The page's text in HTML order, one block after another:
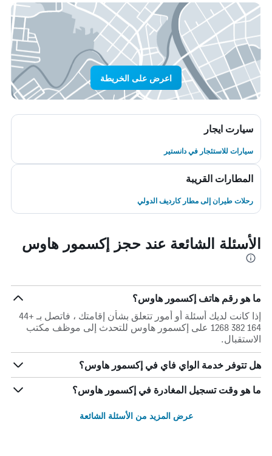
اعرض على الخريطة
سيارت ايجار
سيارات للاستئجار في دانستير
المطارات القريبة
رحلات طيران إلى مطار كارديف الدولي
الأسئلة الشائعة عند حجز إكسمور هاوس
ما هو رقم هاتف إكسمور هاوس؟
إذا كانت لديك أسئلة أو أمور تتعلق بشأن إقامتك ، فاتصل بـ +44
164 382 1268 على إكسمور هاوس للتحدث إلى موظف مكتب
الاستقبال.
هل تتوفر خدمة الواي فاي في إكسمور هاوس؟
ما هو وقت تسجيل المغادرة في إكسمور هاوس؟
عرض المزيد من الأسئلة الشائعة